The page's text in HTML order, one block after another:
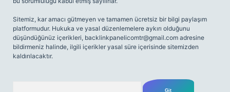
Sitemiz, kar amacı gütmeyen ve tamamen ücretsiz bir bilgi paylaşım
platformudur. Hukuka ve yasal düzenlemelere aykırı olduğunu
düşündüğünüz içerikleri, backlinkpanelicomtr@gmail.com adresine
bildirmeniz halinde, ilgili içerikler yasal süre içerisinde sitemizden
kaldırılacaktır.